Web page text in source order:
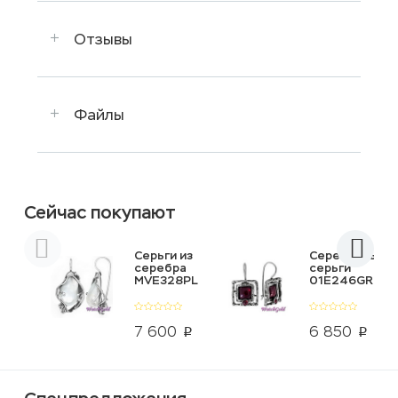
Отзывы
Файлы
Сейчас покупают
7 600 p
Серьги из
серебра
MVE328PL
6 850 p
Серебряные
серьги
01E246GR